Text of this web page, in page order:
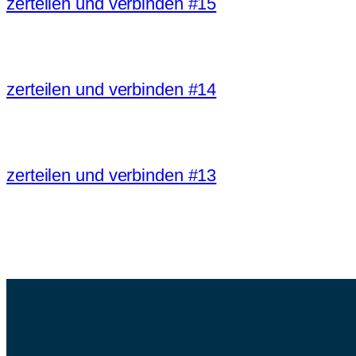
zerteilen und verbinden #14
zerteilen und verbinden #13